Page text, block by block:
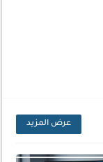
عرض المزيد